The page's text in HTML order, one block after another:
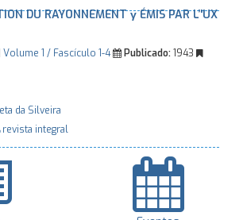
DU RAYONNEMENT γ ÉMIS PAR L’'UX
Volume 1 / Fascículo 1-4 Publicado:1943
da Silveira
revista integral